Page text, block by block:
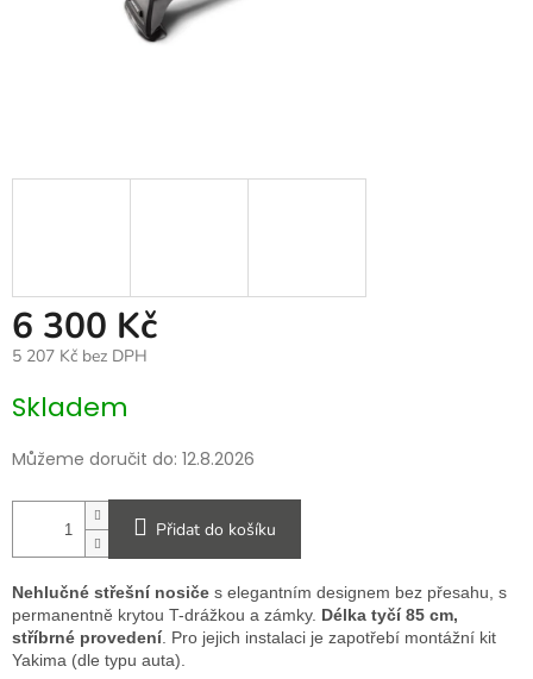
6 300 Kč
5 207 Kč bez DPH
cena:
Skladem
Můžeme doručit do: 12.8.2026
Přidat do košíku
Nehlučné střešní nosiče s elegantním designem bez přesahu, s
permanentně krytou T-drážkou a zámky. Délka tyčí 85 cm,
stříbrné provedení. Pro jejich instalaci je zapotřebí montážní kit
Yakima (dle typu auta).